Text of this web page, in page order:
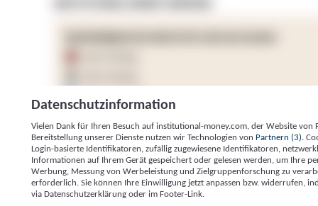
Institutional Money
ImpressumDatenschutzerklärung
Datenschutzinformation
Vielen Dank für Ihren Besuch auf institutional-money.com, der Website von
Bereitstellung unserer Dienste nutzen wir Technologien von Partnern (3) .
Login-basierte Identifikatoren, zufällig zugewiesene Identifikatoren,
Informationen auf Ihrem Gerät gespeichert oder gelesen werden, um Ihre
Werbung, Messung von Werbeleistung und Zielgruppenforschung zu
erforderlich. Sie können Ihre Einwilligung jetzt anpassen bzw. widerrufen,
via Datenschutzerklärung oder im Footer-Link.